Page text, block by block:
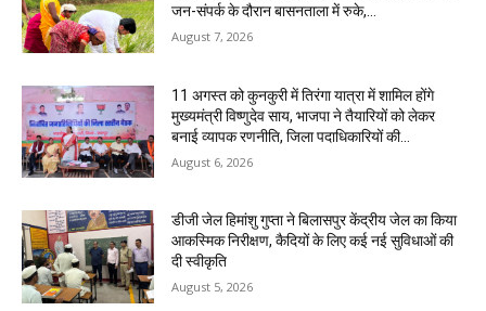
जन-संपर्क के दौरान बासनताला में रुके,...
August 7, 2026
11 अगस्त को कुनकुरी में तिरंगा यात्रा में शामिल होंगे
मुख्यमंत्री विष्णुदेव साय, भाजपा ने तैयारियों को लेकर
बनाई व्यापक रणनीति, जिला पदाधिकारियों की...
August 6, 2026
डीजी जेल हिमांशु गुप्ता ने बिलासपुर केंद्रीय जेल का किया
आकस्मिक निरीक्षण, कैदियों के लिए कई नई सुविधाओं की
दी स्वीकृति
August 5, 2026